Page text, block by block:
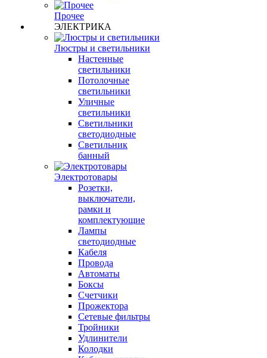
Прочее
ЭЛЕКТРИКА
Люстры и светильники
Настенные
светильники
Потолочные
светильники
Уличные
светильники
Светильники
светодиодные
Светильник
банный
Электротовары
Розетки,
выключатели,
рамки и
комплектующие
Лампы
светодиодные
Кабеля
Провода
Автоматы
Боксы
Счетчики
Прожектора
Сетевые фильтры
Тройники
Удлинители
Колодки